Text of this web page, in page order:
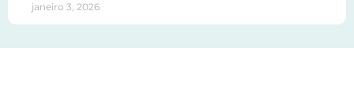
janeiro 3, 2026